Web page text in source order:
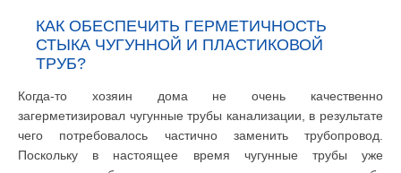
КАК ОБЕСПЕЧИТЬ ГЕРМЕТИЧНОСТЬ
СТЫКА ЧУГУННОЙ И ПЛАСТИКОВОЙ
ТРУБ?
Когда-то хозяин дома не очень качественно
загерметизировал чугунные трубы канализации, в результате
чего потребовалось частично заменить трубопровод.
Поскольку в настоящее время чугунные трубы уже